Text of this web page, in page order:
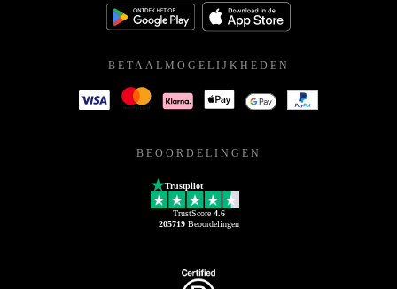
BETAALMOGELIJKHEDEN
BEOORDELINGEN
Trustpilot
TrustScore 4.6
205719Beoordelingen